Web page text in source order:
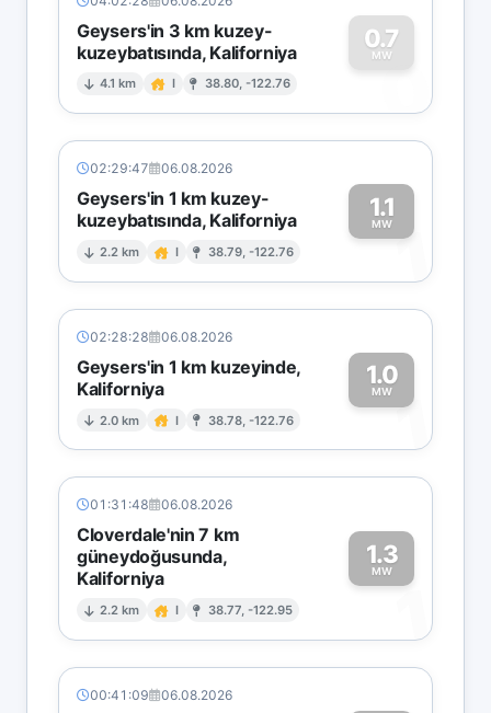
Geysers'in 3 km kuzey-
kuzeybatısında, Kaliforniya
4.1 km I 38.80, -122.76
0.7
MW
0
02:29:47 06.08.2026
Geysers'in 1 km kuzey-
kuzeybatısında, Kaliforniya
2.2 km I 38.79, -122.76
1.1
MW1
02:28:28 06.08.2026
Geysers'in 1 km kuzeyinde,
Kaliforniya
2.0 km I 38.78, -122.76
1.0
MW1
01:31:48 06.08.2026
Cloverdale'nin 7 km
güneydoğusunda,
Kaliforniya
2.2 km I 38.77, -122.95
1.3
MW
1
00:41:09 06.08.2026